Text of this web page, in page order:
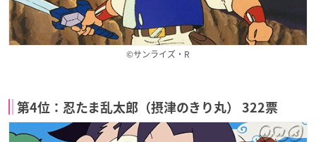
©サンライズ・R
第4位：忍たま乱太郎（摂津のきり丸） 322票